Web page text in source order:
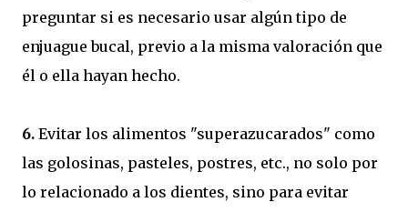
preguntar si es necesario usar algún tipo de
enjuague bucal, previo a la misma valoración que
él o ella hayan hecho.
6. Evitar los alimentos "superazucarados" como
las golosinas, pasteles, postres, etc., no solo por
lo relacionado a los dientes, sino para evitar